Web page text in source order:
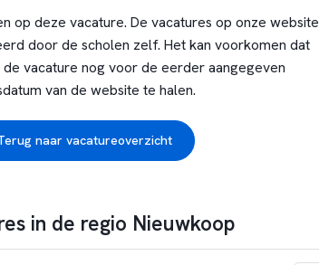
op deze vacature. De vacatures op onze website
door de scholen zelf. Het kan voorkomen dat
vacature nog voor de eerder aangegeven
van de website te halen.
naar vacatureoverzicht
in de regio Nieuwkoop